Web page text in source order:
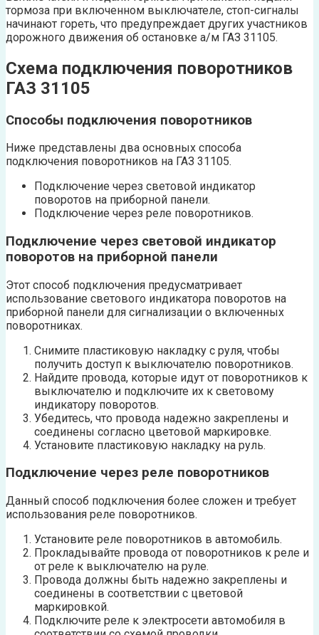
тормоза при включенном выключателе, стоп-сигналы
начинают гореть, что предупреждает других участников
дорожного движения об остановке а/м ГАЗ 31105.
Схема подключения поворотников
ГАЗ 31105
Способы подключения поворотников
Ниже представлены два основных способа
подключения поворотников на ГАЗ 31105.
Подключение через световой индикатор
поворотов на приборной панели.
Подключение через реле поворотников.
Подключение через световой индикатор
поворотов на приборной панели
Этот способ подключения предусматривает
использование светового индикатора поворотов на
приборной панели для сигнализации о включенных
поворотниках.
Снимите пластиковую накладку с руля, чтобы
получить доступ к выключателю поворотников.
Найдите провода, которые идут от поворотников к
выключателю и подключите их к световому
индикатору поворотов.
Убедитесь, что провода надежно закреплены и
соединены согласно цветовой маркировке.
Установите пластиковую накладку на руль.
Подключение через реле поворотников
Данный способ подключения более сложен и требует
использования реле поворотников.
Установите реле поворотников в автомобиль.
Прокладывайте провода от поворотников к реле и
от реле к выключателю на руле.
Провода должны быть надежно закреплены и
соединены в соответствии с цветовой
маркировкой.
Подключите реле к электросети автомобиля в